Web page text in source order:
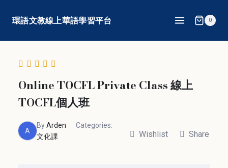
content
環語文教線上華語學習平台 0
Online TOCFL Private Class 線上
TOCFL個人班
A
ByArden
Categories:
文化課
Wishlist Share